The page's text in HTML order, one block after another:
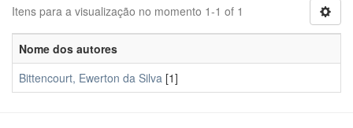
Itens para a visualização no momento 1-1 of 1
Nome dos autores
Bittencourt, Ewerton da Silva [1]